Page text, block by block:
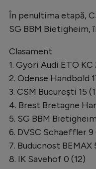
În penultima etapă,
SG BBM Bietigheim,
Clasament
1. Gyori Audi ETO
2. Odense Handbold
3. CSM Bucureşti 15
4. Brest Bretagne
5. SG BBM Bietigheim
6. DVSC Schaeffler 9
7. Buducnost BEMAX
8. IK Savehof 0 (12)